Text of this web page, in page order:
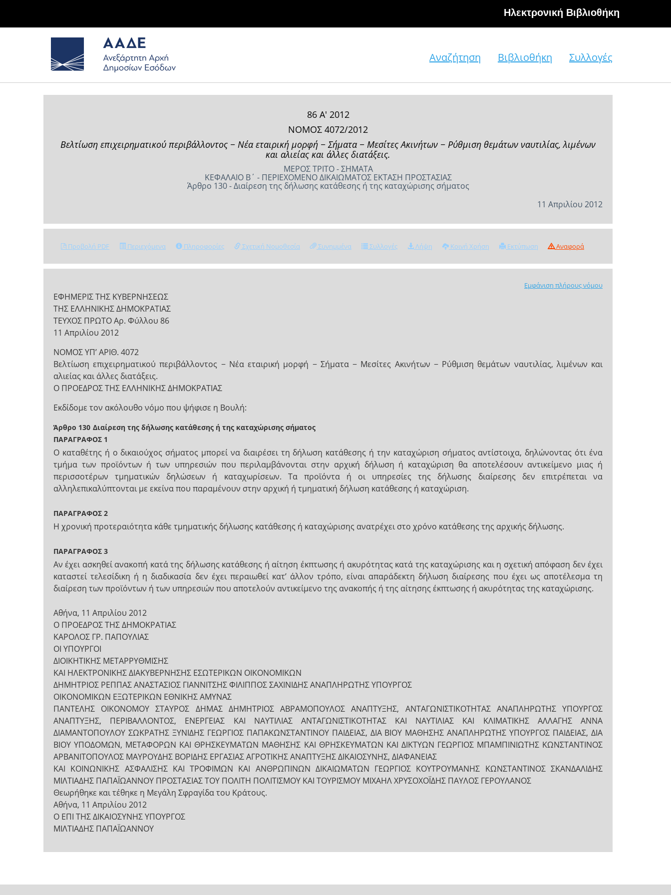
Hλεκτρονική Βιβλιοθήκη
Αναζήτηση Βιβλιοθήκη Συλλογές
86 Α' 2012
ΝΟΜΟΣ 4072/2012
Βελτίωση επιχειρηματικού περιβάλλοντος − Νέα εταιρική μορφή − Σήματα − Μεσίτες Ακινήτων − Ρύθμιση θεμάτων ναυτιλίας, λιμένων
και αλιείας και άλλες διατάξεις.
ΜΕΡΟΣ ΤΡΙΤΟ - ΣΗΜΑΤΑ
ΚΕΦΑΛΑΙΟ Β΄ - ΠΕΡΙΕΧΟΜΕΝΟ ΔΙΚΑΙΩΜΑΤΟΣ ΕΚΤΑΣΗ ΠΡΟΣΤΑΣΙΑΣ
Άρθρο 130 - Διαίρεση της δήλωσης κατάθεσης ή της καταχώρισης σήματος
11 Απριλίου 2012
Προβολή PDF Περιεχόμενα Πληροφορίες Σχετική Νομοθεσία Συνημμένα Συλλογές Λήψη Κοινή Χρήση Εκτύπωση Αναφορά
Εμφάνιση πλήρους νόμου
ΕΦΗΜΕΡΙΣ ΤΗΣ ΚΥΒΕΡΝΗΣΕΩΣ
ΤΗΣ ΕΛΛΗΝΙΚΗΣ ΔΗΜΟΚΡΑΤΙΑΣ
ΤΕΥΧΟΣ ΠΡΩΤΟ Αρ. Φύλλου 86
11 Απριλίου 2012
NOMOΣ ΥΠ’ ΑΡΙΘ. 4072
Βελτίωση επιχειρηματικού περιβάλλοντος − Νέα εταιρική μορφή − Σήματα − Μεσίτες Ακινήτων − Ρύθμιση θεμάτων ναυτιλίας, λιμένων και
αλιείας και άλλες διατάξεις.
Ο ΠΡΟΕΔΡΟΣ ΤΗΣ ΕΛΛΗΝΙΚΗΣ ΔΗΜΟΚΡΑΤΙΑΣ
Εκδίδομε τον ακόλουθο νόμο που ψήφισε η Βουλή:
Άρθρο 130 Διαίρεση της δήλωσης κατάθεσης ή της καταχώρισης σήματος
ΠΑΡΑΓΡΑΦΟΣ 1
Ο καταθέτης ή ο δικαιούχος σήματος μπορεί να διαιρέσει τη δήλωση κατάθεσης ή την καταχώριση σήματος αντίστοιχα, δηλώνοντας ότι ένα
τμήμα των προϊόντων ή των υπηρεσιών που περιλαμβάνονται στην αρχική δήλωση ή καταχώριση θα αποτελέσουν αντικείμενο μιας ή
περισσοτέρων τμηματικών δηλώσεων ή καταχωρίσεων. Τα προϊόντα ή οι υπηρεσίες της δήλωσης διαίρεσης δεν επιτρέπεται να
αλληλεπικαλύπτονται με εκείνα που παραμένουν στην αρχική ή τμηματική δήλωση κατάθεσης ή καταχώριση.
ΠΑΡΑΓΡΑΦΟΣ 2
Η χρονική προτεραιότητα κάθε τμηματικής δήλωσης κατάθεσης ή καταχώρισης ανατρέχει στο χρόνο κατάθεσης της αρχικής δήλωσης.
ΠΑΡΑΓΡΑΦΟΣ 3
Αν έχει ασκηθεί ανακοπή κατά της δήλωσης κατάθεσης ή αίτηση έκπτωσης ή ακυρότητας κατά της καταχώρισης και η σχετική απόφαση δεν έχει
καταστεί τελεσίδικη ή η διαδικασία δεν έχει περαιωθεί κατ’ άλλον τρόπο, είναι απαράδεκτη δήλωση διαίρεσης που έχει ως αποτέλεσμα τη
διαίρεση των προϊόντων ή των υπηρεσιών που αποτελούν αντικείμενο της ανακοπής ή της αίτησης έκπτωσης ή ακυρότητας της καταχώρισης.
Αθήνα, 11 Απριλίου 2012
Ο ΠΡΟΕΔΡΟΣ ΤΗΣ ΔΗΜΟΚΡΑΤΙΑΣ
ΚΑΡΟΛΟΣ ΓΡ. ΠΑΠΟΥΛΙΑΣ
ΟΙ ΥΠΟΥΡΓΟΙ
ΔΙΟΙΚΗΤΙΚΗΣ ΜΕΤΑΡΡΥΘΜΙΣΗΣ
ΚΑΙ ΗΛΕΚΤΡΟΝΙΚΗΣ ΔΙΑΚΥΒΕΡΝΗΣΗΣ ΕΣΩΤΕΡΙΚΩΝ ΟΙΚΟΝΟΜΙΚΩΝ
ΔΗΜΗΤΡΙΟΣ ΡΕΠΠΑΣ ΑΝΑΣΤΑΣΙΟΣ ΓΙΑΝΝΙΤΣΗΣ ΦΙΛΙΠΠΟΣ ΣΑΧΙΝΙΔΗΣ ΑΝΑΠΛΗΡΩΤΗΣ ΥΠΟΥΡΓΟΣ
ΟΙΚΟΝΟΜΙΚΩΝ ΕΞΩΤΕΡΙΚΩΝ ΕΘΝΙΚΗΣ ΑΜΥΝΑΣ
ΠΑΝΤΕΛΗΣ ΟΙΚΟΝΟΜΟΥ ΣΤΑΥΡΟΣ ΔΗΜΑΣ ΔΗΜΗΤΡΙΟΣ ΑΒΡΑΜΟΠΟΥΛΟΣ ΑΝΑΠΤΥΞΗΣ, ΑΝΤΑΓΩΝΙΣΤΙΚΟΤΗΤΑΣ ΑΝΑΠΛΗΡΩΤΗΣ ΥΠΟΥΡΓΟΣ
ΑΝΑΠΤΥΞΗΣ, ΠΕΡΙΒΑΛΛΟΝΤΟΣ, ΕΝΕΡΓΕΙΑΣ ΚΑΙ ΝΑΥΤΙΛΙΑΣ ΑΝΤΑΓΩΝΙΣΤΙΚΟΤΗΤΑΣ ΚΑΙ ΝΑΥΤΙΛΙΑΣ ΚΑΙ ΚΛΙΜΑΤΙΚΗΣ ΑΛΛΑΓΗΣ ΑΝΝΑ
ΔΙΑΜΑΝΤΟΠΟΥΛΟΥ ΣΩΚΡΑΤΗΣ ΞΥΝΙΔΗΣ ΓΕΩΡΓΙΟΣ ΠΑΠΑΚΩΝΣΤΑΝΤΙΝΟΥ ΠΑΙΔΕΙΑΣ, ΔΙΑ ΒΙΟΥ ΜΑΘΗΣΗΣ ΑΝΑΠΛΗΡΩΤΗΣ ΥΠΟΥΡΓΟΣ ΠΑΙΔΕΙΑΣ, ΔΙΑ
ΒΙΟΥ ΥΠΟΔΟΜΩΝ, ΜΕΤΑΦΟΡΩΝ ΚΑΙ ΘΡΗΣΚΕΥΜΑΤΩΝ ΜΑΘΗΣΗΣ ΚΑΙ ΘΡΗΣΚΕΥΜΑΤΩΝ ΚΑΙ ΔΙΚΤΥΩΝ ΓΕΩΡΓΙΟΣ ΜΠΑΜΠΙΝΙΩΤΗΣ ΚΩΝΣΤΑΝΤΙΝΟΣ
ΑΡΒΑΝΙΤΟΠΟΥΛΟΣ ΜΑΥΡΟΥΔΗΣ ΒΟΡΙΔΗΣ ΕΡΓΑΣΙΑΣ ΑΓΡΟΤΙΚΗΣ ΑΝΑΠΤΥΞΗΣ ΔΙΚΑΙΟΣΥΝΗΣ, ΔΙΑΦΑΝΕΙΑΣ
ΚΑΙ ΚΟΙΝΩΝΙΚΗΣ ΑΣΦΑΛΙΣΗΣ ΚΑΙ ΤΡΟΦΙΜΩΝ ΚΑΙ ΑΝΘΡΩΠΙΝΩΝ ΔΙΚΑΙΩΜΑΤΩΝ ΓΕΩΡΓΙΟΣ ΚΟΥΤΡΟΥΜΑΝΗΣ ΚΩΝΣΤΑΝΤΙΝΟΣ ΣΚΑΝΔΑΛΙΔΗΣ
ΜΙΛΤΙΑΔΗΣ ΠΑΠΑΪΩΑΝΝΟΥ ΠΡΟΣΤΑΣΙΑΣ ΤΟΥ ΠΟΛΙΤΗ ΠΟΛΙΤΙΣΜΟΥ ΚΑΙ ΤΟΥΡΙΣΜΟΥ ΜΙΧΑΗΛ ΧΡΥΣΟΧΟΪΔΗΣ ΠΑΥΛΟΣ ΓΕΡΟΥΛΑΝΟΣ
Θεωρήθηκε και τέθηκε η Μεγάλη Σφραγίδα του Κράτους.
Αθήνα, 11 Απριλίου 2012
Ο ΕΠΙ ΤΗΣ ΔΙΚΑΙΟΣΥΝΗΣ ΥΠΟΥΡΓΟΣ
ΜΙΛΤΙΑΔΗΣ ΠΑΠΑΪΩΑΝΝΟΥ